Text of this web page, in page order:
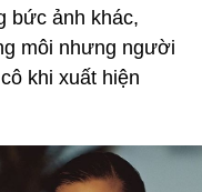
bức ảnh khác,
môi nhưng người
khi xuất hiện